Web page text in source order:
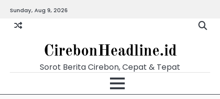
content
Sunday, Aug 9, 2026
CirebonHeadline.id
Sorot Berita Cirebon, Cepat & Tepat